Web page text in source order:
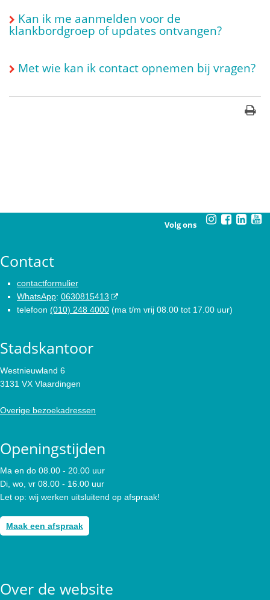
Kan ik me aanmelden voor de
klankbordgroep of updates ontvangen?
Met wie kan ik contact opnemen bij vragen?
Volg ons
Contact
contactformulier
WhatsApp: 0630815413
telefoon (010) 248 4000 (ma t/m vrij 08.00 tot 17.00 uur)
Stadskantoor
Westnieuwland 6
3131 VX Vlaardingen
Overige bezoekadressen
Openingstijden
Ma en do 08.00 - 20.00 uur
Di, wo, vr 08.00 - 16.00 uur
Let op: wij werken uitsluitend op afspraak!
Maak een afspraak
Over de website